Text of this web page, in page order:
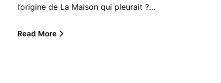
l’origine de La Maison qui pleurait ?…
Read More